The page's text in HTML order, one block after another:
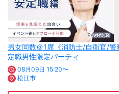
男女同数＠1席《消防士/自衛官/
定職男性限定パーティ
08月09日 15:20〜
松江市